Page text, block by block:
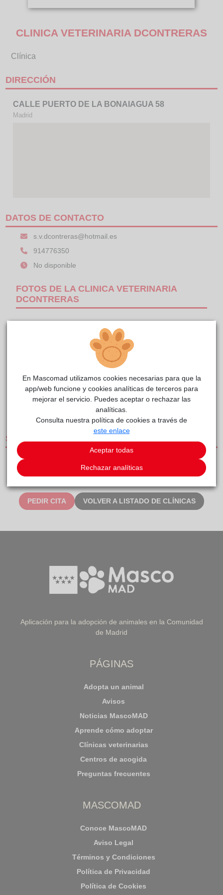
CLINICA VETERINARIA DCONTRERAS
Clínica
DIRECCIÓN
CALLE PUERTO DE LA BONAIAGUA 58
Madrid
DATOS DE CONTACTO
s.v.dcontreras@hotmail.es
914776350
No disponible
FOTOS DE LA CLINICA VETERINARIA
DCONTRERAS
SERVICIOS
CLÍNICAS DE PEQUEÑOS ANIMALES
PEDIR CITA VOLVER A LISTADO DE CLÍNICAS
Aplicación para la adopción de animales en la Comunidad
de Madrid
PÁGINAS
Adopta un animal
Avisos
Noticias MascoMAD
Aprende cómo adoptar
Clínicas veterinarias
Centros de acogida
Preguntas frecuentes
MASCOMAD
Conoce MascoMAD
Aviso Legal
Términos y Condiciones
Política de Privacidad
Política de Cookies
En Mascomad utilizamos cookies necesarias para que la
app/web funcione y cookies analíticas de terceros para
mejorar el servicio. Puedes aceptar o rechazar las
analíticas.
Consulta nuestra política de cookies a través de
este enlace
Aceptar todas
Rechazar analíticas